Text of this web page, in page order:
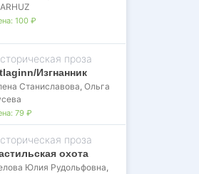
100 ₽
проза
Изгнанник
Станиславова, Ольга
79 ₽
проза
охота
Юлия Рудольфовна,